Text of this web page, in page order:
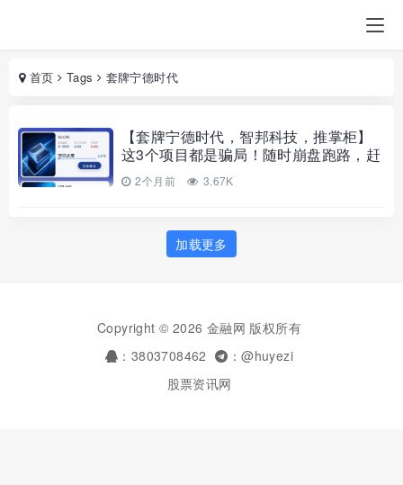
首页 Tags 套牌宁德时代
【套牌宁德时代，智邦科技，推掌柜】
这3个项目都是骗局！随时崩盘跑路，赶
快远离，别再被骗了！
2个月前 3.67K
加载更多
Copyright © 2026 金融网 版权所有
：3803708462
：@huyezi
股票资讯网